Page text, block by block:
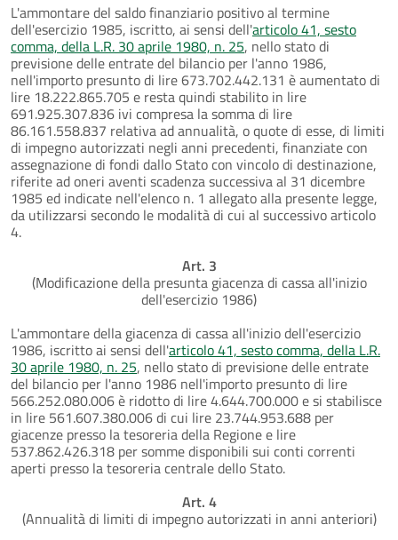
L'ammontare del saldo finanziario positivo al termine
dell'esercizio 1985, iscritto, ai sensi dell'articolo 41, sesto
comma, della L.R. 30 aprile 1980, n. 25, nello stato di
previsione delle entrate del bilancio per l'anno 1986,
nell'importo presunto di lire 673.702.442.131 è aumentato di
lire 18.222.865.705 e resta quindi stabilito in lire
691.925.307.836 ivi compresa la somma di lire
86.161.558.837 relativa ad annualità, o quote di esse, di limiti
di impegno autorizzati negli anni precedenti, finanziate con
assegnazione di fondi dallo Stato con vincolo di destinazione,
riferite ad oneri aventi scadenza successiva al 31 dicembre
1985 ed indicate nell'elenco n. 1 allegato alla presente legge,
da utilizzarsi secondo le modalità di cui al successivo articolo
4.
Art. 3
(Modificazione della presunta giacenza di cassa all'inizio
dell'esercizio 1986)
L'ammontare della giacenza di cassa all'inizio dell'esercizio
1986, iscritto ai sensi dell'articolo 41, sesto comma, della L.R.
30 aprile 1980, n. 25, nello stato di previsione delle entrate
del bilancio per l'anno 1986 nell'importo presunto di lire
566.252.080.006 è ridotto di lire 4.644.700.000 e si stabilisce
in lire 561.607.380.006 di cui lire 23.744.953.688 per
giacenze presso la tesoreria della Regione e lire
537.862.426.318 per somme disponibili sui conti correnti
aperti presso la tesoreria centrale dello Stato.
Art. 4
(Annualità di limiti di impegno autorizzati in anni anteriori)